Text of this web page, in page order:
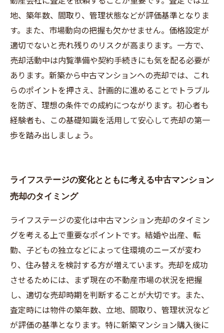
地、築年数、間取り、管理状態などが評価基準となりま
す。また、市場動向の把握も欠かせません。価格設定が
適切でないと売れ残りのリスクが高まります。一方で、
売却活動中は内覧準備や契約手続きにも気を配る必要が
あります。新築から中古マンションへの売却では、これ
らのポイントを押さえ、計画的に進めることでトラブル
を防ぎ、理想の条件での成約につながります。初心者も
経験者も、この基礎知識を活用して安心して売却の第一
歩を踏み出しましょう。
ライフステージの変化とともに考える中古マンション
売却のタイミング
ライフステージの変化は中古マンション売却のタイミン
グを考える上で重要なポイントです。結婚や出産、転
勤、子どもの独立などによって住環境のニーズが変わ
り、住み替えを検討する方が増えています。売却を成功
させるためには、まず現在の不動産市場の状況を把握
し、適切な売却時期を判断することが大切です。また、
査定時には物件の築年数、立地、間取り、管理状況など
が評価の基準となります。特に新築マンション購入後に